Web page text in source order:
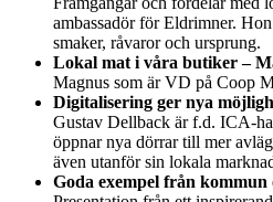
ambassadör för Eldrimner.
smaker, råvaror och ursprung.
Lokal mat i våra butiker –
Magnus som är VD på Coop
Digitalisering ger nya
Gustav Dellback är f.d. ICA-
öppnar nya dörrar till mer
även utanför sin lokala
Goda exempel från